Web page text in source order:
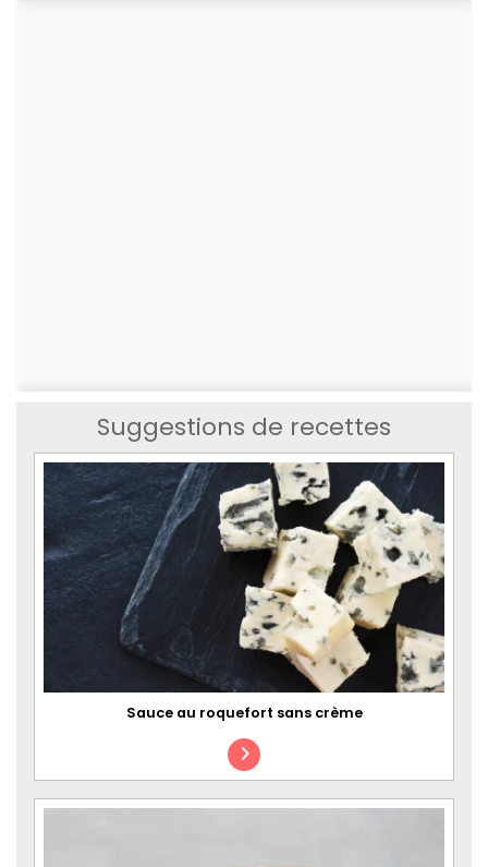
Suggestions de recettes
Sauce au roquefort sans crème